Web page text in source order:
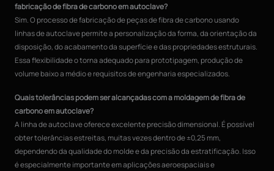
fabricação de fibra de carbono em autoclave?
Sim. O processo de fabricação de peças de fibra de carbono usando
linhas de autoclave permite a personalização da forma, da orientação da
disposição, do acabamento da superfície e das propriedades estruturais.
Essa flexibilidade o torna adequado para prototipagem, produção de
volume baixo a médio e requisitos de engenharia especializados.
Quais tolerâncias podem ser alcançadas com a moldagem de fibra de
carbono em autoclave?
A linha de autoclave oferece excelente precisão dimensional. É possível
obter tolerâncias estreitas, muitas vezes dentro de ±0,25 mm,
dependendo da qualidade do molde e da precisão da estratificação. Isso
é especialmente importante em aplicações aeroespaciais e